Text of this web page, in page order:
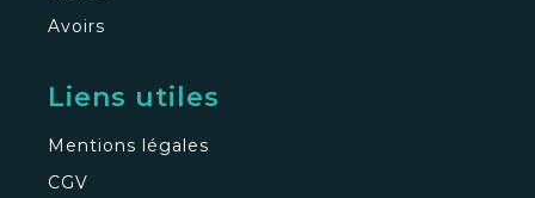
Avoirs
Liens utiles
Mentions légales
CGV